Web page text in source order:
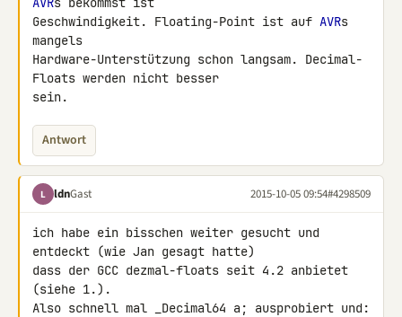
Geschwindigkeit. Floating-Point ist auf AVRs
mangels
Hardware-Unterstützung schon langsam. Decimal-
Floats werden nicht besser
sein.
Antwort
L ldnGast 2015-10-05 09:54#4298509
ich habe ein bisschen weiter gesucht und
entdeckt (wie Jan gesagt hatte)
dass der GCC dezmal-floats seit 4.2 anbietet
(siehe 1.).
Also schnell mal _Decimal64 a; ausprobiert und: